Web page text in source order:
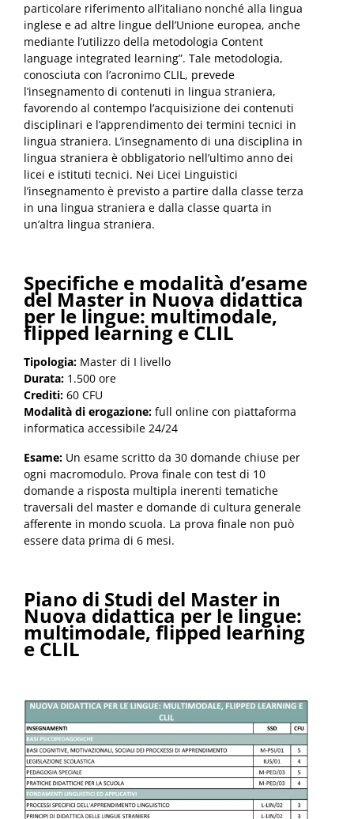
particolare riferimento all’italiano nonché alla lingua
inglese e ad altre lingue dell’Unione europea, anche
mediante l’utilizzo della metodologia Content
language integrated learning”. Tale metodologia,
conosciuta con l’acronimo CLIL, prevede
l’insegnamento di contenuti in lingua straniera,
favorendo al contempo l’acquisizione dei contenuti
disciplinari e l’apprendimento dei termini tecnici in
lingua straniera. L’insegnamento di una disciplina in
lingua straniera è obbligatorio nell’ultimo anno dei
licei e istituti tecnici. Nei Licei Linguistici
l’insegnamento è previsto a partire dalla classe terza
in una lingua straniera e dalla classe quarta in
un’altra lingua straniera.
Specifiche e modalità d’esame
del Master in Nuova didattica
per le lingue: multimodale,
flipped learning e CLIL
Tipologia: Master di I livello
Durata: 1.500 ore
Crediti: 60 CFU
Modalità di erogazione: full online con piattaforma
informatica accessibile 24/24
Esame: Un esame scritto da 30 domande chiuse per
ogni macromodulo. Prova finale con test di 10
domande a risposta multipla inerenti tematiche
traversali del master e domande di cultura generale
afferente in mondo scuola. La prova finale non può
essere data prima di 6 mesi.
Piano di Studi del Master in
Nuova didattica per le lingue:
multimodale, flipped learning
e CLIL